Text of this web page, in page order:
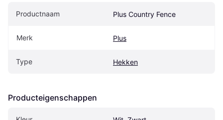
Productnaam Plus Country Fence
Merk Plus
Type Hekken
Producteigenschappen